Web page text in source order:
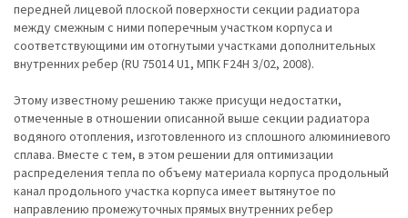
передней лицевой плоской поверхности секции радиатора
между смежным с ними поперечным участком корпуса и
соответствующими им отогнутыми участками дополнительных
внутренних ребер (RU 75014 U1, МПК F24H 3/02, 2008).
Этому известному решению также присущи недостатки,
отмеченные в отношении описанной выше секции радиатора
водяного отопления, изготовленного из сплошного алюминиевого
сплава. Вместе с тем, в этом решении для оптимизации
распределения тепла по объему материала корпуса продольный
канал продольного участка корпуса имеет вытянутое по
направлению промежуточных прямых внутренних ребер